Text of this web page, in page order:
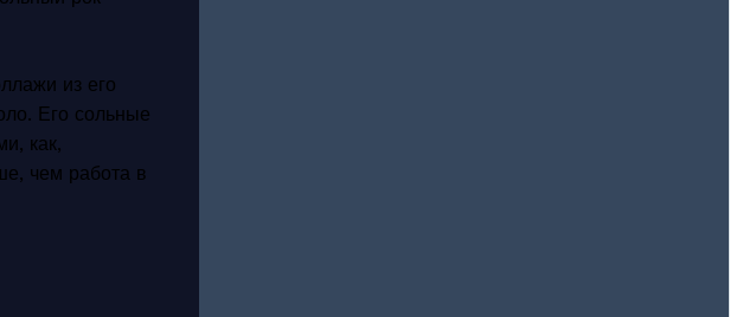
из его
Его сольные
как,
чем работа в